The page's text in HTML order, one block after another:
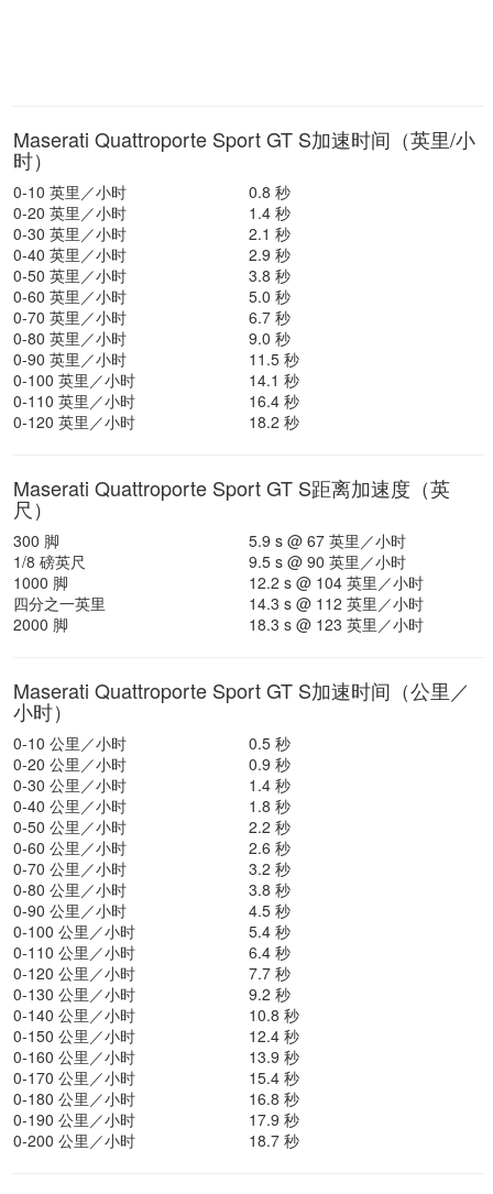
Maserati Quattroporte Sport GT S加速时间（英里/小
时）
0-10 英里／小时
0.8 秒
0-20 英里／小时
1.4 秒
0-30 英里／小时
2.1 秒
0-40 英里／小时
2.9 秒
0-50 英里／小时
3.8 秒
0-60 英里／小时
5.0 秒
0-70 英里／小时
6.7 秒
0-80 英里／小时
9.0 秒
0-90 英里／小时
11.5 秒
0-100 英里／小时
14.1 秒
0-110 英里／小时
16.4 秒
0-120 英里／小时
18.2 秒
Maserati Quattroporte Sport GT S距离加速度（英
尺）
300 脚
5.9 s @ 67 英里／小时
1/8 磅英尺
9.5 s @ 90 英里／小时
1000 脚
12.2 s @ 104 英里／小时
四分之一英里
14.3 s @ 112 英里／小时
2000 脚
18.3 s @ 123 英里／小时
Maserati Quattroporte Sport GT S加速时间（公里／
小时）
0-10 公里／小时
0.5 秒
0-20 公里／小时
0.9 秒
0-30 公里／小时
1.4 秒
0-40 公里／小时
1.8 秒
0-50 公里／小时
2.2 秒
0-60 公里／小时
2.6 秒
0-70 公里／小时
3.2 秒
0-80 公里／小时
3.8 秒
0-90 公里／小时
4.5 秒
0-100 公里／小时
5.4 秒
0-110 公里／小时
6.4 秒
0-120 公里／小时
7.7 秒
0-130 公里／小时
9.2 秒
0-140 公里／小时
10.8 秒
0-150 公里／小时
12.4 秒
0-160 公里／小时
13.9 秒
0-170 公里／小时
15.4 秒
0-180 公里／小时
16.8 秒
0-190 公里／小时
17.9 秒
0-200 公里／小时
18.7 秒